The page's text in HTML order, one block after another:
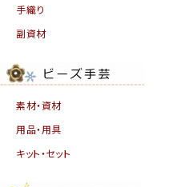
手織り
副資材
素材・資材
用品・用具
キット・セット